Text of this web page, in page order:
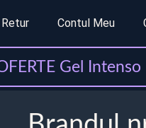
Contul Meu
Gel Intenso